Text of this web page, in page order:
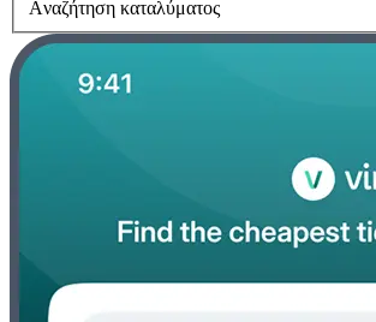
Aναζήτηση καταλύματος